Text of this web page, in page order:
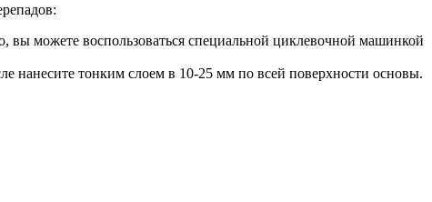
можете воспользоваться специальной циклевочной машинкой
нанесите тонким слоем в 10-25 мм по всей поверхности основы.